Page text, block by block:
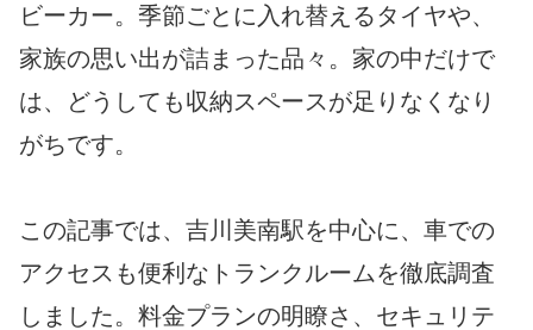
ビーカー。季節ごとに入れ替えるタイヤや、
家族の思い出が詰まった品々。家の中だけで
は、どうしても収納スペースが足りなくなり
がちです。
この記事では、吉川美南駅を中心に、車での
アクセスも便利なトランクルームを徹底調査
しました。料金プランの明瞭さ、セキュリテ